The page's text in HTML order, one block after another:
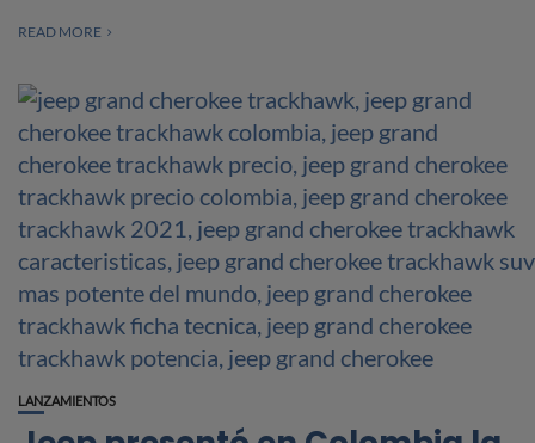
READ MORE
LANZAMIENTOS